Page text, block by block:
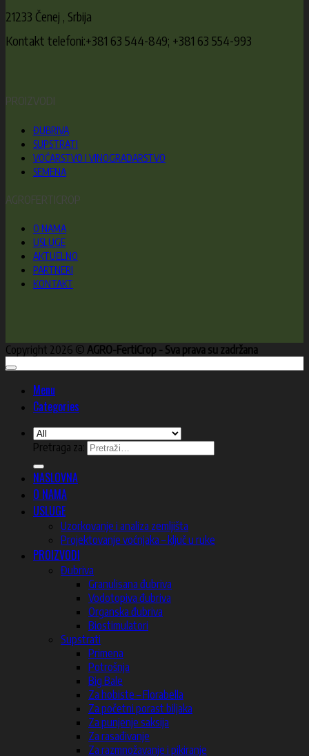
21233 Čenej , Srbija
Kontakt telefoni:+381 63 544-849; +381 63 554-993
PROIZVODI
ĐUBRIVA
SUPSTRATI
VOĆARSTVO I VINOGRADARSTVO
SEMENA
AGROFERTICROP
O NAMA
USLUGE
AKTUELNO
PARTNERI
KONTAKT
Copyright 2026 © AGRO-FertiCrop - Sva prava su zadržana
Menu
Categories
Pretraga za:
NASLOVNA
O NAMA
USLUGE
Uzorkovanje i analiza zemljišta
Projektovanje voćnjaka – ključ u ruke
PROIZVODI
Đubriva
Granulisana đubriva
Vodotopiva đubriva
Organska đubriva
Biostimulatori
Supstrati
Primena
Potrošnja
Big Bale
Za hobiste – Florabella
Za početni porast biljaka
Za punjenje saksija
Za rasađivanje
Za razmnožavanje i pikiranje